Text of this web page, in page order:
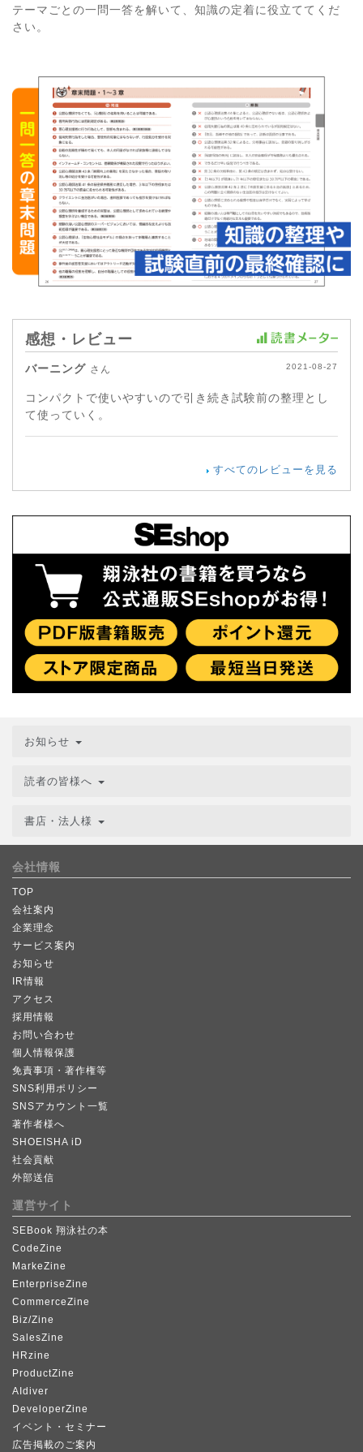
テーマごとの一問一答を解いて、知識の定着に役立ててくだ
さい。
感想・レビュー
バーニング さん 2021-08-27
コンパクトで使いやすいので引き続き試験前の整理とし
て使っていく。
すべてのレビューを見る
お知らせ
読者の皆様へ
書店・法人様
会社情報
TOP
会社案内
企業理念
サービス案内
お知らせ
IR情報
アクセス
採用情報
お問い合わせ
個人情報保護
免責事項・著作権等
SNS利用ポリシー
SNSアカウント一覧
著作者様へ
SHOEISHA iD
社会貢献
外部送信
運営サイト
SEBook 翔泳社の本
CodeZine
MarkeZine
EnterpriseZine
CommerceZine
Biz/Zine
SalesZine
HRzine
ProductZine
AIdiver
DeveloperZine
イベント・セミナー
広告掲載のご案内